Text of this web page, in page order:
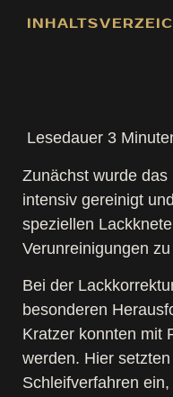
Lesedauer 3
Zunächst wurde
intensiv gereinigt
speziellen
Verunreinigungen
Bei der
besonderen
Kratzer konnten mit
werden. Hier
Schleifverfahren